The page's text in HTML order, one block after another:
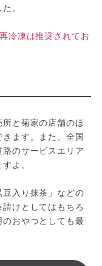
。
冷凍は推奨されてお
と菊家の店舗のほ
ます。また、全国
のサービスエリア
よ。
入り抹茶」などの
けとしてはもちろ
おやつとしても最